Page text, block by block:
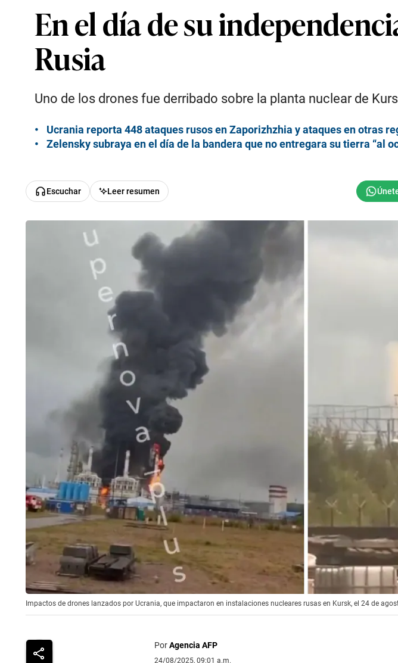
En el día de su
Rusia
Uno de los drones fue derribado sobre la planta nuclear de
Ucrania reporta 448 ataques rusos en Zaporizhzhia y ataques en otras
Zelensky subraya en el día de la bandera que no entregara su tierra “al
Escuchar Leer resumen
Impactos de drones lanzados por Ucrania, que impactaron en instalaciones nucleares rusas en Kursk, el 24 de
PorAgencia AFP
24/08/2025, 09:01 a.m.